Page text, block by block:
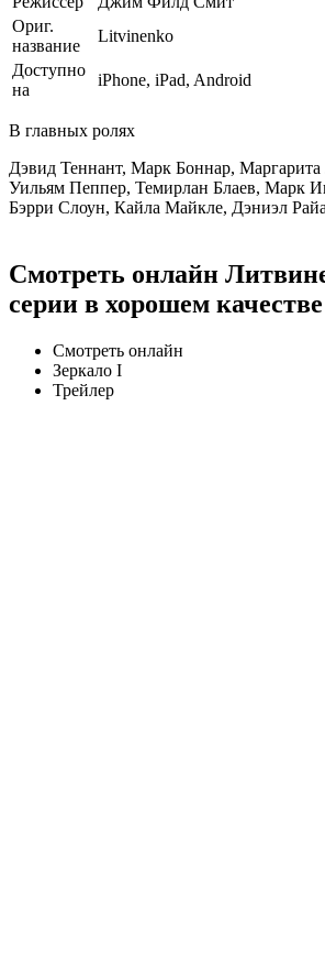
Ориг.
название
Litvinenko
Доступно
на
iPhone, iPad, Android
В главных ролях
Дэвид Теннант, Марк Боннар, Маргарита
Уильям Пеппер, Темирлан Блаев, Марк
Бэрри Слоун, Кайла Майкле, Дэниэл
Смотреть онлайн
серии в хорошем качестве
Смотреть онлайн
Зеркало I
Трейлер